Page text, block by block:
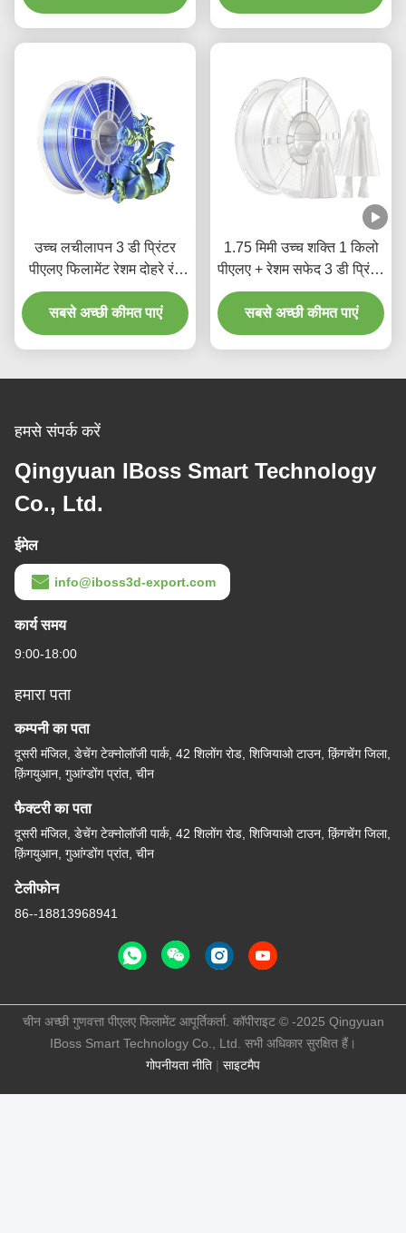
उच्च लचीलापन 3 डी प्रिंटर
पीएलए फिलामेंट रेशम दोहरे रंग
नीला सोना 1.75 मिमी 3 डी
प्रिंटिंग
सबसे अच्छी कीमत पाएं
1.75 मिमी उच्च शक्ति 1 किलो
पीएलए + रेशम सफेद 3 डी प्रिंटर
फिलामेंट अनुकूलित अनुरोध के
साथ
सबसे अच्छी कीमत पाएं
हमसे संपर्क करें
Qingyuan IBoss Smart Technology
Co., Ltd.
ईमेल
info@iboss3d-export.com
कार्य समय
9:00-18:00
हमारा पता
कम्पनी का पता
दूसरी मंजिल, डेचेंग टेक्नोलॉजी पार्क, 42 शिलोंग रोड, शिजियाओ टाउन, क़िंगचेंग जिला,
क़िंगयुआन, गुआंग्डोंग प्रांत, चीन
फैक्टरी का पता
दूसरी मंजिल, डेचेंग टेक्नोलॉजी पार्क, 42 शिलोंग रोड, शिजियाओ टाउन, क़िंगचेंग जिला,
क़िंगयुआन, गुआंग्डोंग प्रांत, चीन
टेलीफोन
86--18813968941
गोपनीयता नीति | साइटमैप
चीन अच्छी गुणवत्ता पीएलए फिलामेंट आपूर्तिकर्ता. कॉपीराइट © -2025 Qingyuan
IBoss Smart Technology Co., Ltd. सभी अधिकार सुरक्षित हैं।